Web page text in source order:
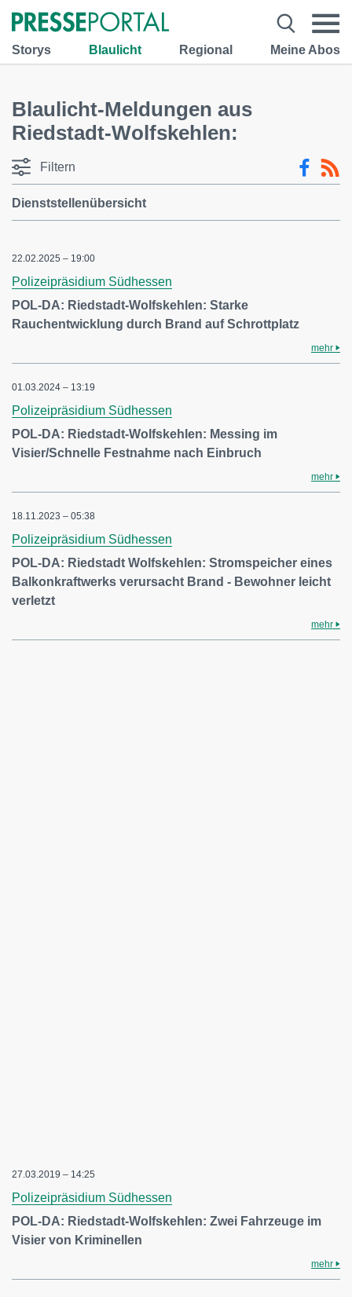
Storys Blaulicht Regional Meine Abos
Blaulicht-Meldungen aus
Riedstadt-Wolfskehlen:
Filtern
Dienststellenübersicht
22.02.2025 – 19:00
Polizeipräsidium Südhessen
POL-DA: Riedstadt-Wolfskehlen: Starke
Rauchentwicklung durch Brand auf Schrottplatz
mehr
01.03.2024 – 13:19
Polizeipräsidium Südhessen
POL-DA: Riedstadt-Wolfskehlen: Messing im
Visier/Schnelle Festnahme nach Einbruch
mehr
18.11.2023 – 05:38
Polizeipräsidium Südhessen
POL-DA: Riedstadt Wolfskehlen: Stromspeicher eines
Balkonkraftwerks verursacht Brand - Bewohner leicht
verletzt
mehr
27.03.2019 – 14:25
Polizeipräsidium Südhessen
POL-DA: Riedstadt-Wolfskehlen: Zwei Fahrzeuge im
Visier von Kriminellen
mehr